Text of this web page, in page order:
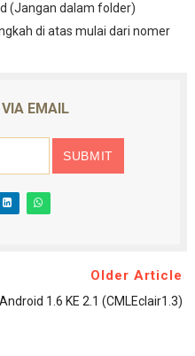
(Jangan dalam folder)
di atas mulai dari nomer
EMAIL
Older Article
1.6 KE 2.1 (CMLEclair1.3)